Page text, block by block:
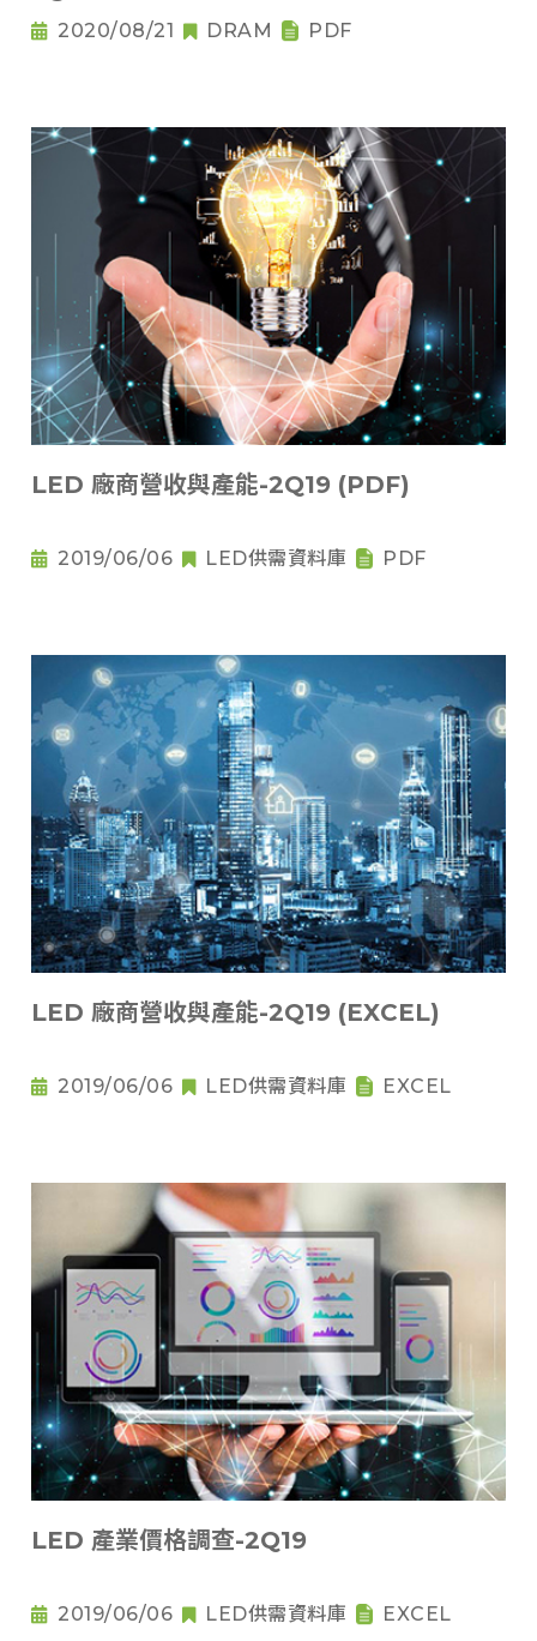
2020/08/21 DRAM PDF
LED 廠商營收與產能-2Q19 (PDF)
2019/06/06 LED供需資料庫 PDF
LED 廠商營收與產能-2Q19 (EXCEL)
2019/06/06 LED供需資料庫 EXCEL
LED 產業價格調查-2Q19
2019/06/06 LED供需資料庫 EXCEL